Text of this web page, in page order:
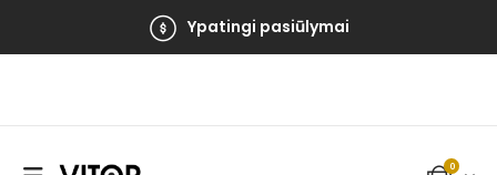
Ypatingi pasiūlymai
0